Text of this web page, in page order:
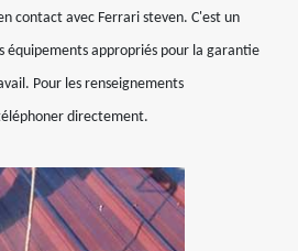
contact avec Ferrari steven. C'est un
équipements appropriés pour la garantie
Pour les renseignements
directement.